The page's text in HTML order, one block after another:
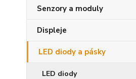
Senzory a moduly
Displeje
LED diody a pásky
LED diody